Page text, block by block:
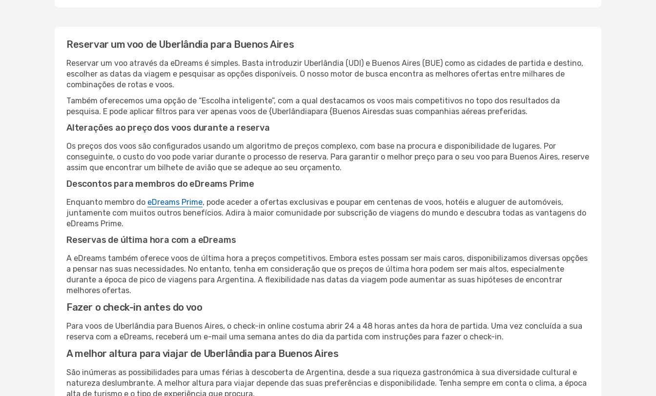
Reservar um voo de Uberlândia para Buenos Aires
Reservar um voo através da eDreams é simples. Basta introduzir Uberlândia (UDI) e Buenos Aires (BUE) como as cidades de partida e destino,
escolher as datas da viagem e pesquisar as opções disponíveis. O nosso motor de busca encontra as melhores ofertas entre milhares de
combinações de rotas e voos.
Também oferecemos uma opção de “Escolha inteligente”, com a qual destacamos os voos mais competitivos no topo dos resultados da
pesquisa. E pode aplicar filtros para ver apenas voos de {Uberlândiapara {Buenos Airesdas suas companhias aéreas preferidas.
Alterações ao preço dos voos durante a reserva
Os preços dos voos são configurados usando um algoritmo de preços complexo, com base na procura e disponibilidade de lugares. Por
conseguinte, o custo do voo pode variar durante o processo de reserva. Para garantir o melhor preço para o seu voo para Buenos Aires, reserve
assim que encontrar um bilhete de avião que se adeque ao seu orçamento.
Descontos para membros do eDreams Prime
Enquanto membro do eDreams Prime, pode aceder a ofertas exclusivas e poupar em centenas de voos, hotéis e aluguer de automóveis,
juntamente com muitos outros benefícios. Adira à maior comunidade por subscrição de viagens do mundo e descubra todas as vantagens do
eDreams Prime.
Reservas de última hora com a eDreams
A eDreams também oferece voos de última hora a preços competitivos. Embora estes possam ser mais caros, disponibilizamos diversas opções
a pensar nas suas necessidades. No entanto, tenha em consideração que os preços de última hora podem ser mais altos, especialmente
durante a época de pico de viagens para Argentina. A flexibilidade nas datas da viagem pode aumentar as suas hipóteses de encontrar
melhores ofertas.
Fazer o check-in antes do voo
Para voos de Uberlândia para Buenos Aires, o check-in online costuma abrir 24 a 48 horas antes da hora de partida. Uma vez concluída a sua
reserva com a eDreams, receberá um e-mail uma semana antes do dia da partida com instruções para fazer o check-in.
A melhor altura para viajar de Uberlândia para Buenos Aires
São inúmeras as possibilidades para umas férias à descoberta de Argentina, desde a sua riqueza gastronómica à sua diversidade cultural e
natureza deslumbrante. A melhor altura para viajar depende das suas preferências e disponibilidade. Tenha sempre em conta o clima, a época
alta de turismo e o tipo de experiência que procura.